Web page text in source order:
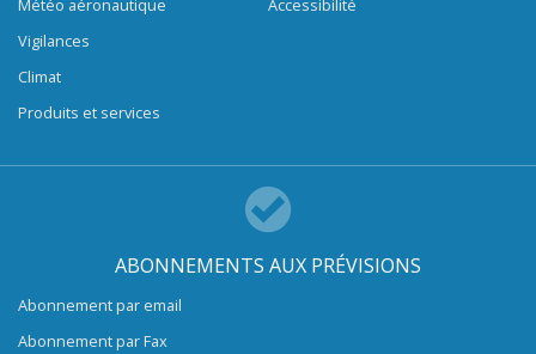
Vigilances
Climat
Produits et services
ABONNEMENTS AUX PRÉVISIONS
Abonnement par email
Abonnement par Fax